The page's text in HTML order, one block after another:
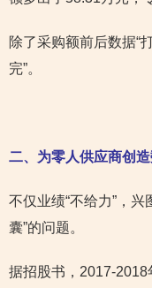
除了采购额前后数据“
完”。
二、为零人供应商创
不仅业绩“不给力”，
囊”的问题。
据招股书，2017-